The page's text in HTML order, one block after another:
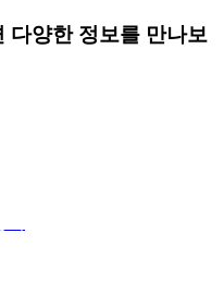
다양한 정보를 만나보